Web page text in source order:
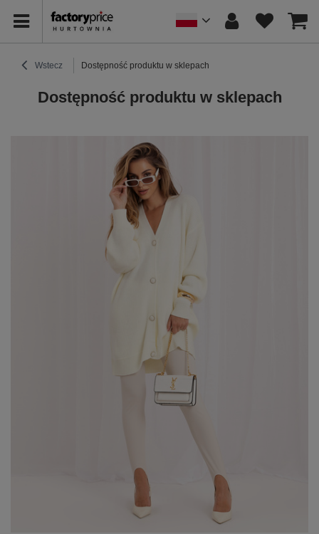
Wstecz Dostępność produktu w sklepach
Dostępność produktu w sklepach